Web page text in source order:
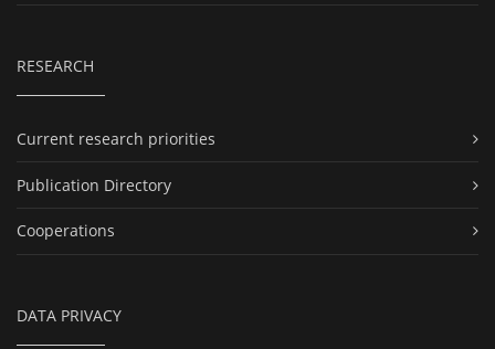
RESEARCH
Current research priorities
Publication Directory
Cooperations
DATA PRIVACY